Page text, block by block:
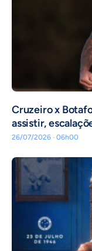
Cruzeiro x
assistir,
26/07/2026 · 06h00